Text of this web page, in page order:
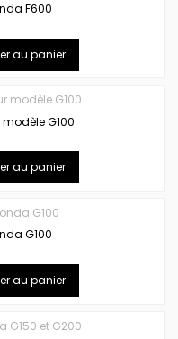
F600
au panier
G100
au panier
G100
au panier